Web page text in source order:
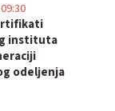
instituta
odeljenja